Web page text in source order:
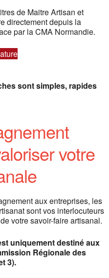
de Maitre Artisan et
directement depuis la
par la CMA Normandie.
sont simples, rapides
votre
aux entreprises, les
sont vos interlocuteurs
votre savoir-faire artisanal.
uniquement destiné aux
Régionale des
3).